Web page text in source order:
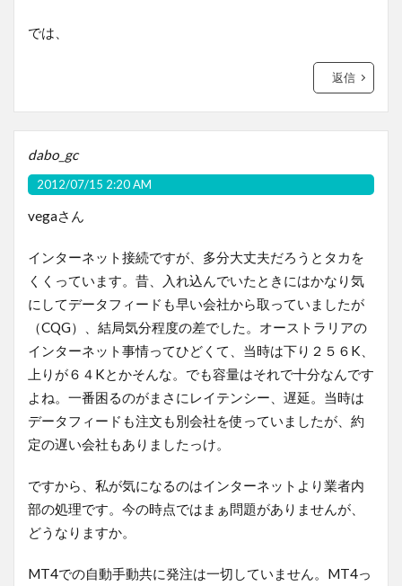
では、
返信
dabo_gc
2012/07/15 2:20 AM
vegaさん
インターネット接続ですが、多分大丈夫だろうとタカを
くくっています。昔、入れ込んでいたときにはかなり気
にしてデータフィードも早い会社から取っていましたが
（CQG）、結局気分程度の差でした。オーストラリアの
インターネット事情ってひどくて、当時は下り２５６K、
上りが６４Kとかそんな。でも容量はそれで十分なんです
よね。一番困るのがまさにレイテンシー、遅延。当時は
データフィードも注文も別会社を使っていましたが、約
定の遅い会社もありましたっけ。
ですから、私が気になるのはインターネットより業者内
部の処理です。今の時点ではまぁ問題がありませんが、
どうなりますか。
MT4での自動手動共に発注は一切していません。MT4っ